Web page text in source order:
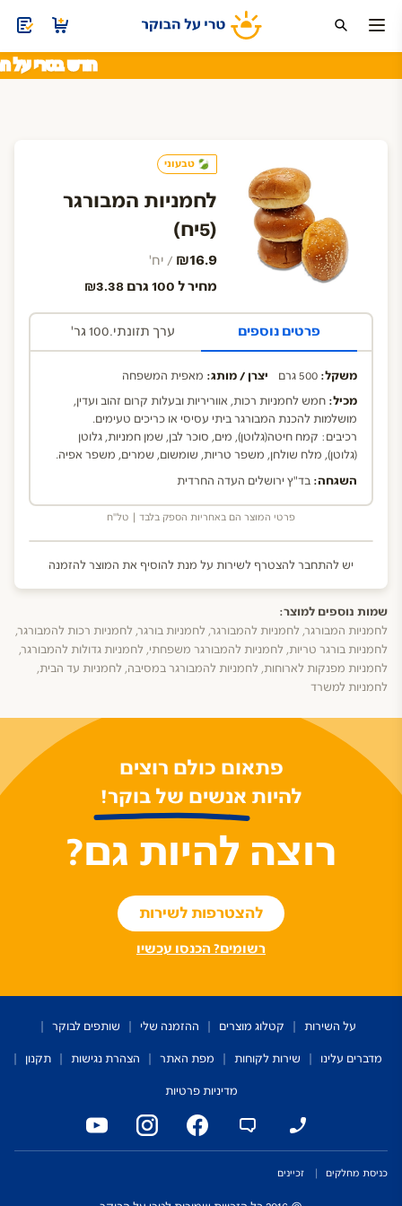
חדש בטרי על
עוגות, עוגיות
טבעוני
לחמניות המבורגר
(5יח)
₪16.9 / יח'
מחיר ל 100 גרם ₪3.38
פרטים נוספים ערך תזונתי.100 גר'
משקל: 500 גרם יצרן / מותג: מאפית המשפחה
מכיל: חמש לחמניות רכות, אווריריות ובעלות קרום זהוב ועדין,
מושלמות להכנת המבורגר ביתי עסיסי או כריכים טעימים.
רכיבים: קמח חיטה(גלוטן), מים, סוכר לבן, שמן חמניות, גלוטן
(גלוטן), מלח שולחן, משפר טריות, שומשום, שמרים, משפר אפיה.
השגחה: בד"ץ ירושלים העדה החרדית
פרטי המוצר הם באחריות הספק בלבד | טל"ח
יש להתחבר להצטרף לשירות על מנת להוסיף את המוצר להזמנה
שמות נוספים למוצר:
לחמניות המבורגר, לחמניות להמבורגר, לחמניות בורגר, לחמניות רכות להמבורגר,
לחמניות בורגר טריות, לחמניות להמבורגר משפחתי, לחמניות גדולות להמבורגר,
לחמניות מפנקות לארוחות, לחמניות להמבורגר במסיבה, לחמניות עד הבית,
לחמניות למשרד
פתאום כולם רוצים
להיות אנשים של בוקר!
רוצה להיות גם?
להצטרפות לשירות
רשומים? הכנסו עכשיו
על השירות קטלוג מוצרים ההזמנה שלי
שותפים לבוקר
מדברים עלינו
שירות לקוחות מפת האתר הצהרת נגישות
תקנון
מדיניות פרטיות
כניסת מחלקים זכיינים